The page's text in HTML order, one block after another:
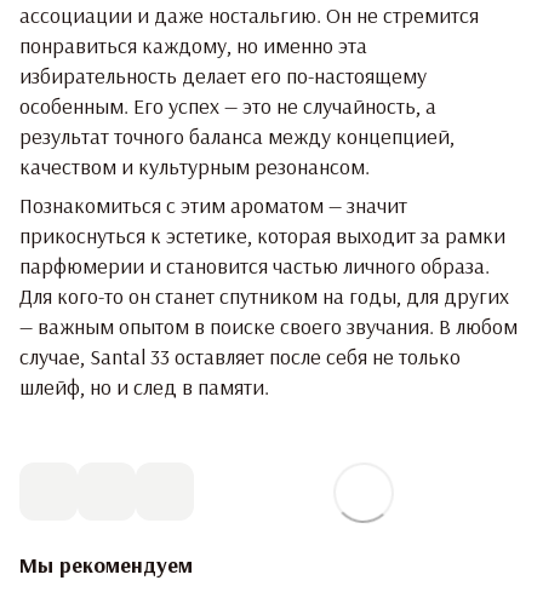
ассоциации и даже ностальгию. Он не стремится
понравиться каждому, но именно эта
избирательность делает его по-настоящему
особенным. Его успех — это не случайность, а
результат точного баланса между концепцией,
качеством и культурным резонансом.
Познакомиться с этим ароматом — значит
прикоснуться к эстетике, которая выходит за рамки
парфюмерии и становится частью личного образа.
Для кого-то он станет спутником на годы, для других
— важным опытом в поиске своего звучания. В любом
случае, Santal 33 оставляет после себя не только
шлейф, но и след в памяти.
Мы рекомендуем